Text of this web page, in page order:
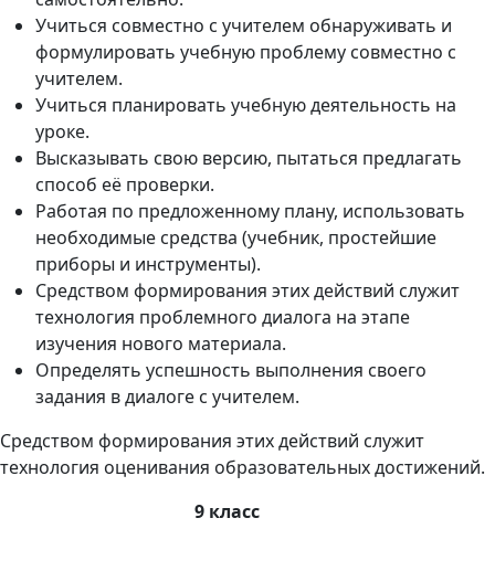
Учиться совместно с учителем обнаруживать и
формулировать учебную проблему совместно с
учителем.
Учиться планировать учебную деятельность на
уроке.
Высказывать свою версию, пытаться предлагать
способ её проверки.
Работая по предложенному плану, использовать
необходимые средства (учебник, простейшие
приборы и инструменты).
Средством формирования этих действий служит
технология проблемного диалога на этапе
изучения нового материала.
Определять успешность выполнения своего
задания в диалоге с учителем.
Средством формирования этих действий служит
технология оценивания образовательных достижений.
9 класс